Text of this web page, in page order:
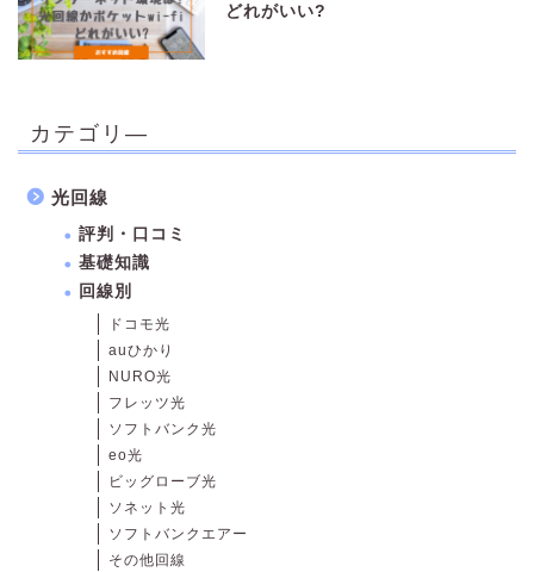
どれがいい?
カテゴリ―
光回線
評判・口コミ
基礎知識
回線別
ドコモ光
auひかり
NURO光
フレッツ光
ソフトバンク光
eo光
ビッグローブ光
ソネット光
ソフトバンクエアー
その他回線